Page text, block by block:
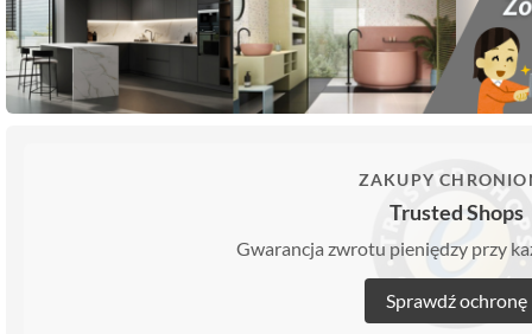
ZAKUPY
Trusted Shops
Gwarancja zwrotu pieniędzy przy
Sprawdź ochronę